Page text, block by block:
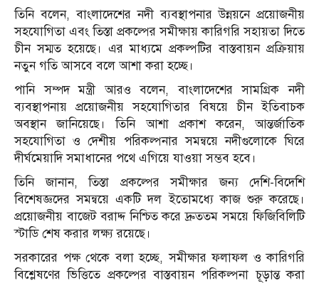
তিনি বলেন, বাংলাদেশের নদী ব্যবস্থাপনার উন্নয়নে প্রয়োজনীয়
সহযোগিতা এবং তিস্তা প্রকল্পের সমীক্ষায় কারিগরি সহায়তা দিতে
চীন সম্মত হয়েছে। এর মাধ্যমে প্রকল্পটির বাস্তবায়ন প্রক্রিয়ায়
নতুন গতি আসবে বলে আশা করা হচ্ছে।
পানি সম্পদ মন্ত্রী আরও বলেন, বাংলাদেশের সামগ্রিক নদী
ব্যবস্থাপনায় প্রয়োজনীয় সহযোগিতার বিষয়ে চীন ইতিবাচক
অবস্থান জানিয়েছে। তিনি আশা প্রকাশ করেন, আন্তর্জাতিক
সহযোগিতা ও দেশীয় পরিকল্পনার সমন্বয়ে নদীগুলোকে ঘিরে
দীর্ঘমেয়াদি সমাধানের পথে এগিয়ে যাওয়া সম্ভব হবে।
তিনি জানান, তিস্তা প্রকল্পের সমীক্ষার জন্য দেশি-বিদেশি
বিশেষজ্ঞদের সমন্বয়ে একটি দল ইতোমধ্যে কাজ শুরু করেছে।
প্রয়োজনীয় বাজেট বরাদ্দ নিশ্চিত করে দ্রুততম সময়ে ফিজিবিলিটি
স্টাডি শেষ করার লক্ষ্য রয়েছে।
সরকারের পক্ষ থেকে বলা হচ্ছে, সমীক্ষার ফলাফল ও কারিগরি
বিশ্লেষণের ভিত্তিতে প্রকল্পের বাস্তবায়ন পরিকল্পনা চূড়ান্ত করা